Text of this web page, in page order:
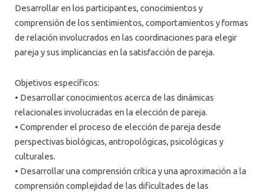
Desarrollar en los participantes, conocimientos y
comprensión de los sentimientos, comportamientos y formas
de relación involucrados en las coordinaciones para elegir
pareja y sus implicancias en la satisfacción de pareja.
Objetivos específicos:
• Desarrollar conocimientos acerca de las dinámicas
relacionales involucradas en la elección de pareja.
• Comprender el proceso de elección de pareja desde
perspectivas biológicas, antropológicas, psicológicas y
culturales.
• Desarrollar una comprensión crítica y una aproximación a la
comprensión complejidad de las dificultades de las